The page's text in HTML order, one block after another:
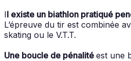
Il existe un biathlon pratiqué
L’épreuve du tir est combinée
skating ou le V.T.T.
Une boucle de pénalité est une